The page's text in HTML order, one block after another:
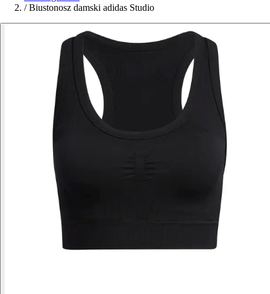
/ Biustonosz damski adidas Studio